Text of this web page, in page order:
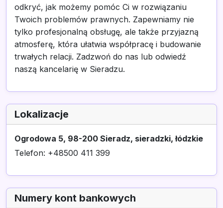
odkryć, jak możemy pomóc Ci w rozwiązaniu
Twoich problemów prawnych. Zapewniamy nie
tylko profesjonalną obsługę, ale także przyjazną
atmosferę, która ułatwia współpracę i budowanie
trwałych relacji. Zadzwoń do nas lub odwiedź
naszą kancelarię w Sieradzu.
Lokalizacje
Ogrodowa 5, 98-200 Sieradz, sieradzki, łódzkie
Telefon: +48500 411 399
Numery kont bankowych